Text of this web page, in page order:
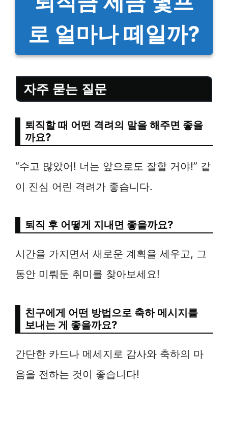
로 얼마나 떼일까?
자주 묻는 질문
퇴직할 때 어떤 격려의 말을 해주면 좋을
까요?
“수고 많았어! 너는 앞으로도 잘할 거야!” 같
이 진심 어린 격려가 좋습니다.
퇴직 후 어떻게 지내면 좋을까요?
시간을 가지면서 새로운 계획을 세우고, 그
동안 미뤄둔 취미를 찾아보세요!
친구에게 어떤 방법으로 축하 메시지를
보내는 게 좋을까요?
간단한 카드나 메세지로 감사와 축하의 마
음을 전하는 것이 좋습니다!